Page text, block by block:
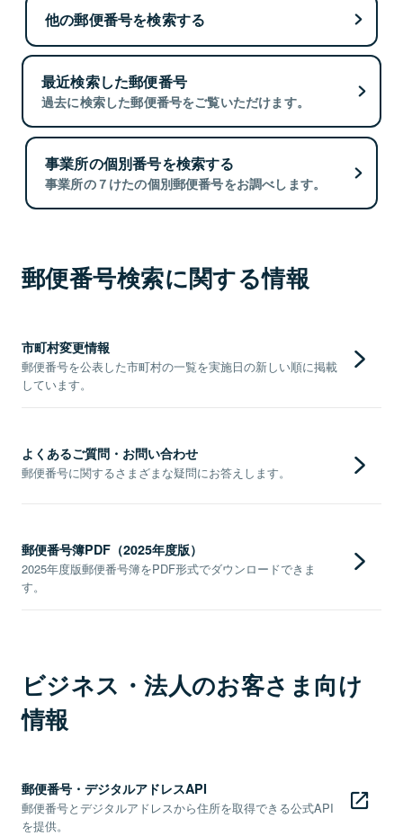
他の郵便番号を検索する
最近検索した郵便番号
過去に検索した郵便番号をご覧いただけます。
事業所の個別番号を検索する
事業所の７けたの個別郵便番号をお調べします。
郵便番号検索に関する情報
市町村変更情報
郵便番号を公表した市町村の一覧を実施日の新しい順に掲載
しています。
よくあるご質問・お問い合わせ
郵便番号に関するさまざまな疑問にお答えします。
郵便番号簿PDF（2025年度版）
2025年度版郵便番号簿をPDF形式でダウンロードできま
す。
ビジネス・法人のお客さま向け
情報
郵便番号・デジタルアドレスAPI
郵便番号とデジタルアドレスから住所を取得できる公式API
を提供。